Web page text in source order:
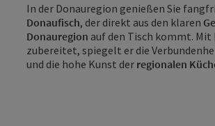
In der Donauregion genießen Sie
Donaufisch, der direkt aus den klaren
Donauregion auf den Tisch kommt. Mit
zubereitet, spiegelt er die
und die hohe Kunst der regionalen